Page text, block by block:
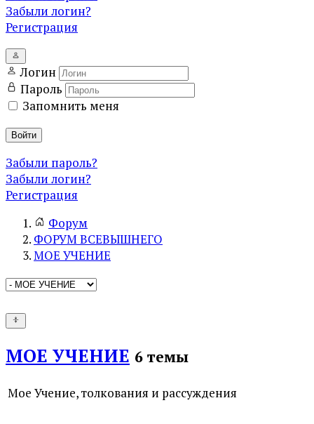
Забыли логин?
Регистрация
Логин
Пароль
Запомнить меня
Войти
Забыли пароль?
Забыли логин?
Регистрация
Форум
ФОРУМ ВСЕВЫШНЕГО
МОЕ УЧЕНИЕ
МОЕ УЧЕНИЕ 6 темы
Мое Учение, толкования и рассуждения